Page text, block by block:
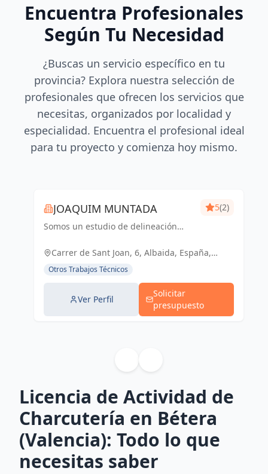
Encuentra Profesionales
Según Tu Necesidad
¿Buscas un servicio específico en tu
provincia? Explora nuestra selección de
profesionales que ofrecen los servicios que
necesitas, organizados por localidad y
especialidad. Encuentra el profesional ideal
para tu proyecto y comienza hoy mismo.
JOAQUIM MUNTADA
Somos un estudio de delineación
básicos, de ejecución, licencias de
industrial, diseño 3D de p...
5(2)
Carrer de Sant Joan, 6, Albaida, España,
España
Otros Trabajos Técnicos
Ver Perfil
Solicitar
presupuesto
Licencia de Actividad de
Charcutería en Bétera
(Valencia): Todo lo que
necesitas saber